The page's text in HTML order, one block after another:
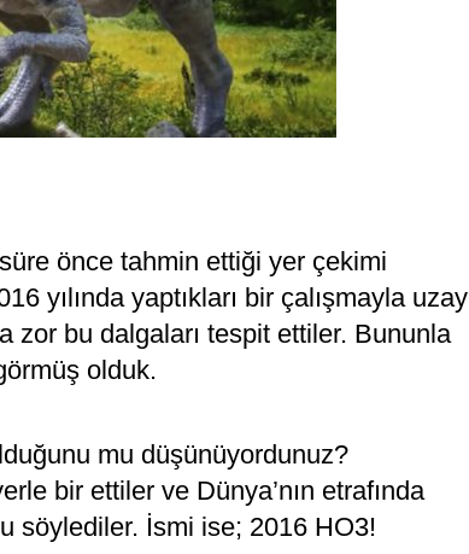
önce tahmin ettiği yer çekimi
yılında yaptıkları bir çalışmayla uzay
zor bu dalgaları tespit ettiler. Bununla
olduk.
mu düşünüyordunuz?
bir ettiler ve Dünya’nın etrafında
söylediler. İsmi ise; 2016 HO3!